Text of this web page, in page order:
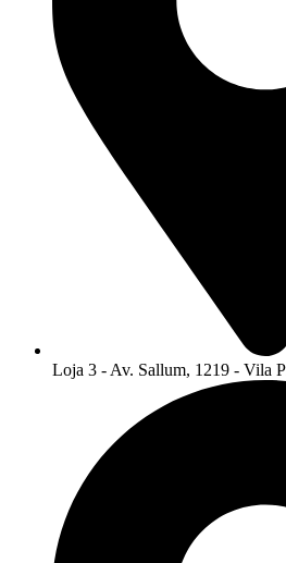
Loja 3 - Av. Sallum, 1219 - Vila